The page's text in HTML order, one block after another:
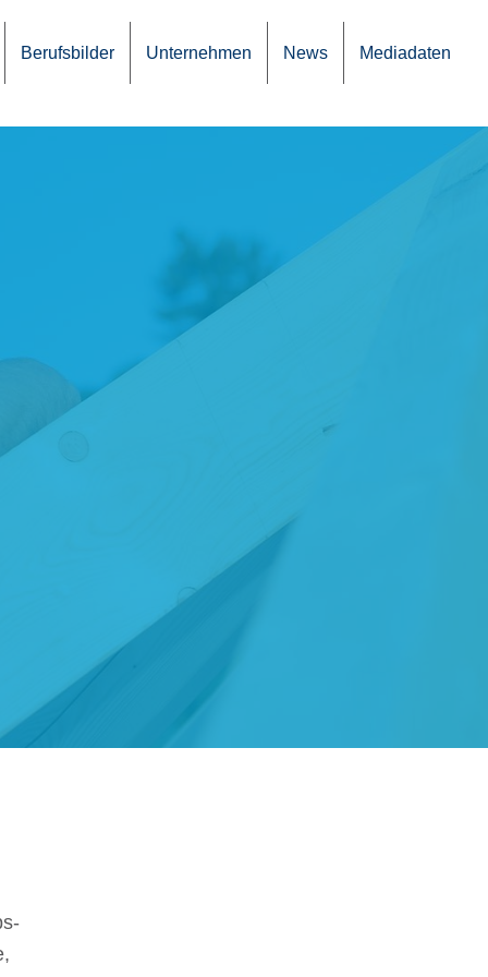
Berufs­bil­der Unter­neh­men News Media­da­ten